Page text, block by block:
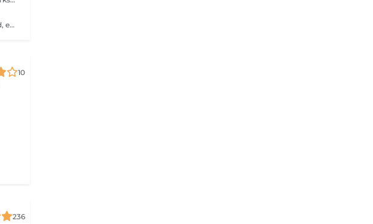
Ganzheitliche Tiefenpflege für Kopfhaut und Gesicht: reinigend, entspannend und vitalisierend für frische Haut und gesundes Haar.
10
236